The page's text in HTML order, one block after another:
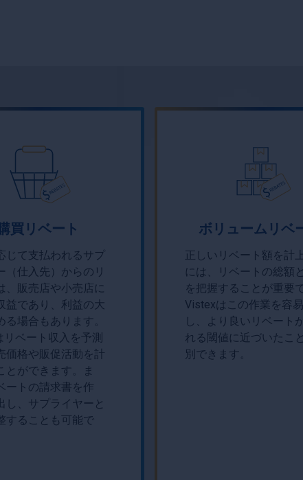
買リベート
じて支払われるサプ
（仕入先）からのリ
、販売店や小売店に
益であり、利益の大
る場合もあります。
リベート収入を予測
価格や販促活動を計
とができます。ま
ートの請求書を作
し、サプライヤーと
することも可能で
ボリュームリベ
正しいリベート額を計
には、リベートの総額
を把握することが重要
Vistexはこの作業を容
し、より良いリベート
れる閾値に近づいたこ
別できます。